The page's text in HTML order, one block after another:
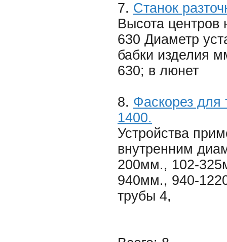
7. Станок
Высота
630 Диаметр
бабки изделия
630; в люнет
8. Фаскорез
1400.
Устройства
внутренним
200мм., 102-
940мм., 940-
трубы 4,